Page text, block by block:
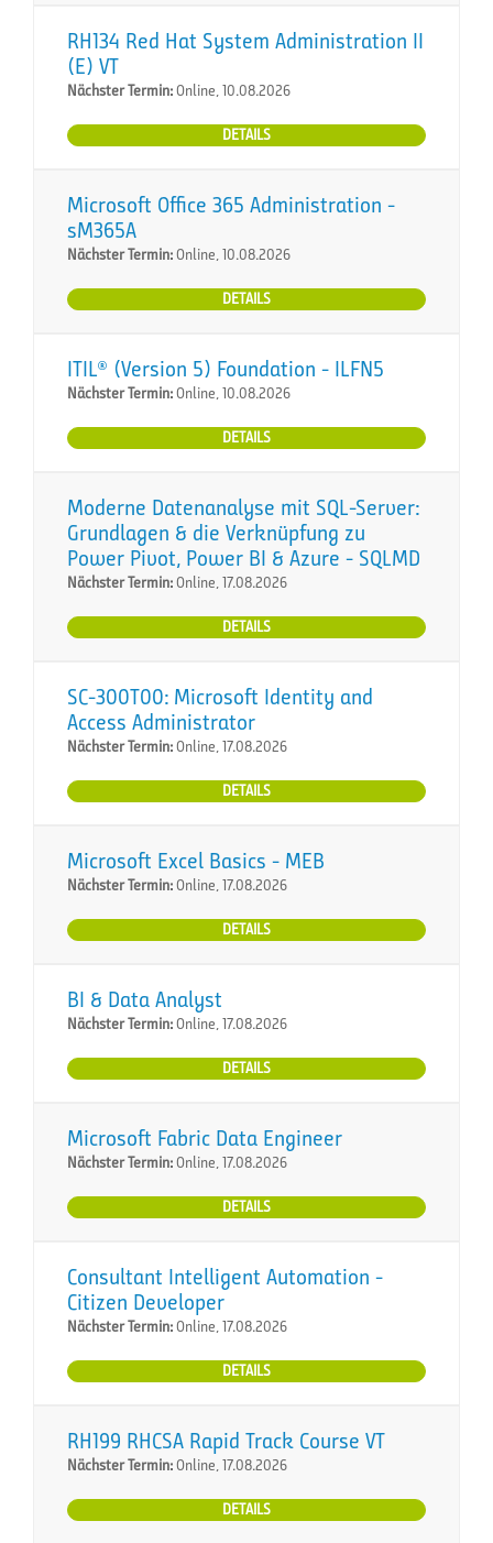
RH134 Red Hat System Administration II
(E) VT
Nächster Termin:Online, 10.08.2026
DETAILS
Microsoft Office 365 Administration -
sM365A
Nächster Termin:Online, 10.08.2026
DETAILS
ITIL® (Version 5) Foundation - ILFN5
Nächster Termin:Online, 10.08.2026
DETAILS
Moderne Datenanalyse mit SQL-Server:
Grundlagen & die Verknüpfung zu
Power Pivot, Power BI & Azure - SQLMD
Nächster Termin:Online, 17.08.2026
DETAILS
SC-300T00: Microsoft Identity and
Access Administrator
Nächster Termin:Online, 17.08.2026
DETAILS
Microsoft Excel Basics - MEB
Nächster Termin:Online, 17.08.2026
DETAILS
BI & Data Analyst
Nächster Termin:Online, 17.08.2026
DETAILS
Microsoft Fabric Data Engineer
Nächster Termin:Online, 17.08.2026
DETAILS
Consultant Intelligent Automation -
Citizen Developer
Nächster Termin:Online, 17.08.2026
DETAILS
RH199 RHCSA Rapid Track Course VT
Nächster Termin:Online, 17.08.2026
DETAILS